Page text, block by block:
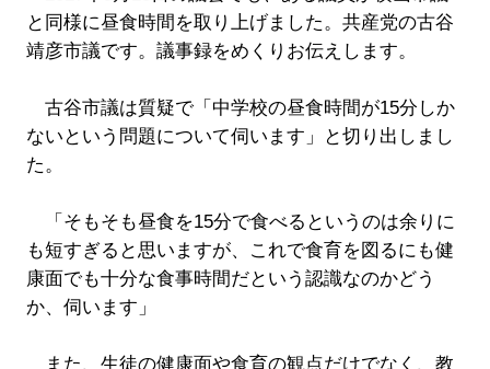
と同様に昼食時間を取り上げました。共産党の古谷
靖彦市議です。議事録をめくりお伝えします。
古谷市議は質疑で「中学校の昼食時間が15分しか
ないという問題について伺います」と切り出しまし
た。
「そもそも昼食を15分で食べるというのは余りに
も短すぎると思いますが、これで食育を図るにも健
康面でも十分な食事時間だという認識なのかどう
か、伺います」
また、生徒の健康面や食育の観点だけでなく、教